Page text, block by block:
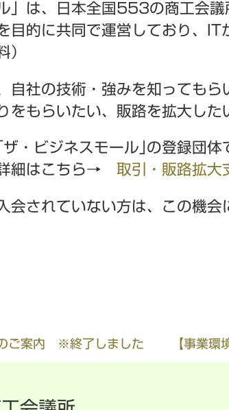
」は、日本全国553の商工会
目的に共同で運営しており、
）
社の技術・強みを知ってもら
をもらいたい、販路を拡大し
・ビジネスモール｣の登録団体
細はこちら→取引・販路拡大
されていない方は、この機会
ご案内 ※終了しました 【事業